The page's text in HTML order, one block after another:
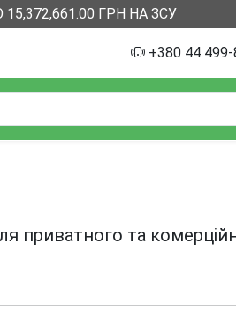
ГРН НА ЗСУ
+380 44
приватного та